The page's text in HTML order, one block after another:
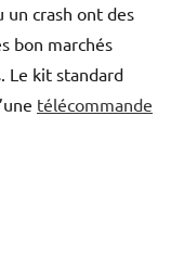
un crash ont des
bon marchés
Le kit standard
télécommande